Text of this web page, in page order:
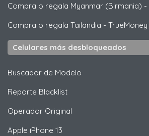
Compra o regala Myanmar (Birmania) -
Compra o regala Tailandia - TrueMoney
Celulares más desbloqueados
Buscador de Modelo
Reporte Blacklist
Operador Original
Apple iPhone 13